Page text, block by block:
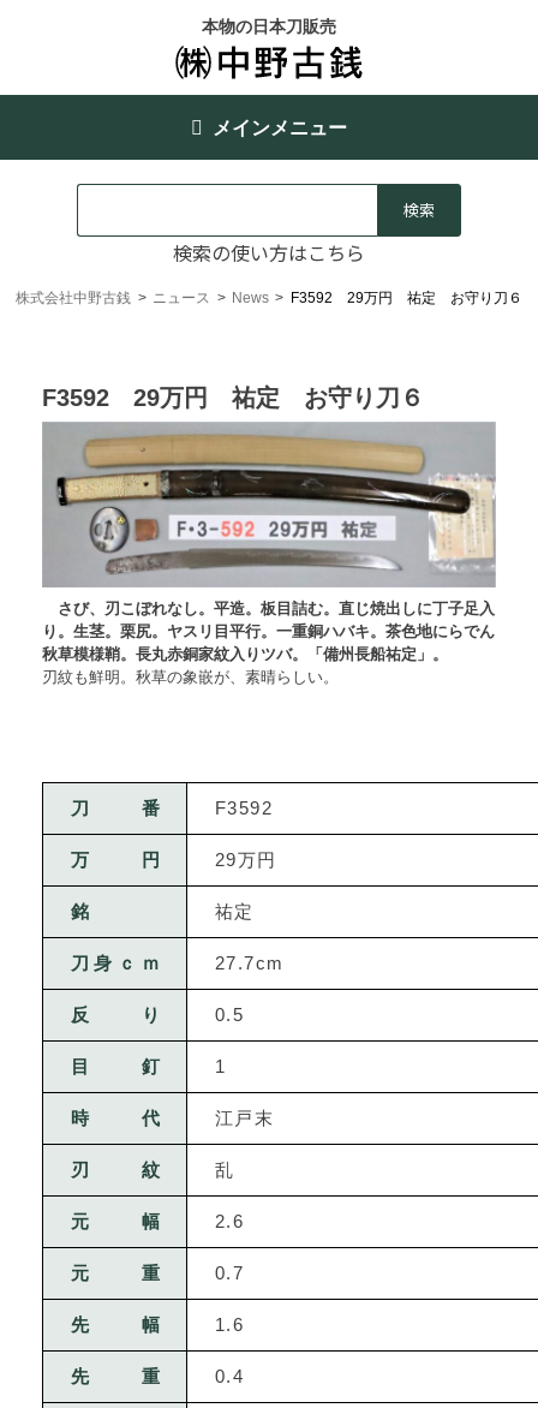
本物の日本刀販売
メインメニュー
検索の使い方はこちら
株式会社中野古銭 > ニュース > News > F3592 29万円 祐定 お守り刀６
F3592 29万円 祐定 お守り刀６
さび、刃こぼれなし。平造。板目詰む。直じ焼出しに丁子足入
り。生茎。栗尻。ヤスリ目平行。一重銅ハバキ。茶色地にらでん
秋草模様鞘。長丸赤銅家紋入りツバ。「備州長船祐定」。
刃紋も鮮明。秋草の象嵌が、素晴らしい。
刀番 F3592
万円 29万円
銘 祐定
刀身ｃｍ 27.7cm
反り 0.5
目釘 1
時代 江戸末
刃紋 乱
元幅 2.6
元重 0.7
先幅 1.6
先重 0.4